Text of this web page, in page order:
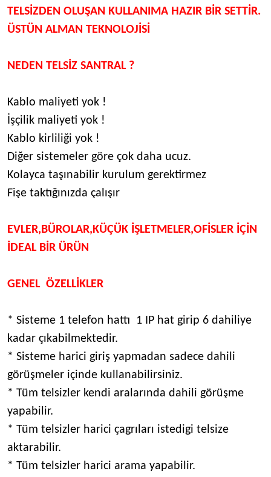
TELSİZDEN OLUŞAN KULLANIMA HAZIR BİR SETTİR.
ÜSTÜN ALMAN TEKNOLOJİSİ
NEDEN TELSİZ SANTRAL ?
Kablo maliyeti yok !
İşçilik maliyeti yok !
Kablo kirliliği yok !
Diğer sistemeler göre çok daha ucuz.
Kolayca taşınabilir kurulum gerektirmez
Fişe taktığınızda çalışır
EVLER,BÜROLAR,KÜÇÜK İŞLETMELER,OFİSLER İÇİN
İDEAL BİR ÜRÜN
GENEL ÖZELLİKLER
* Sisteme 1 telefon hattı 1 IP hat girip 6 dahiliye
kadar çıkabilmektedir.
* Sisteme harici giriş yapmadan sadece dahili
görüşmeler içinde kullanabilirsiniz.
* Tüm telsizler kendi aralarında dahili görüşme
yapabilir.
* Tüm telsizler harici çagrıları istedigi telsize
aktarabilir.
* Tüm telsizler harici arama yapabilir.